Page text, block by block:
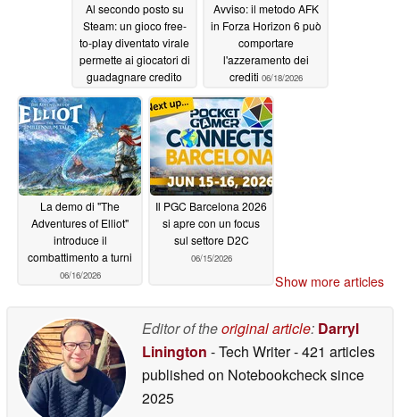
Al secondo posto su
Steam: un gioco free-
to-play diventato virale
permette ai giocatori di
guadagnare credito
per il portafoglio Steam
06/18/2026
Avviso: il metodo AFK
in Forza Horizon 6 può
comportare
l'azzeramento dei
crediti 06/18/2026
La demo di "The
Adventures of Elliot"
introduce il
combattimento a turni
06/16/2026
Il PGC Barcelona 2026
si apre con un focus
sul settore D2C
06/15/2026
Show more articles
Editor of theoriginal article: Darryl
Linington - Tech Writer- 421 articles
published on Notebookchecksince
2025